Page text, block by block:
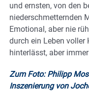
und ernsten, von den
niederschmetternden
Emotional, aber nie
durch ein Leben voller
hinterlässt, aber
Zum Foto: Philipp
Inszenierung von